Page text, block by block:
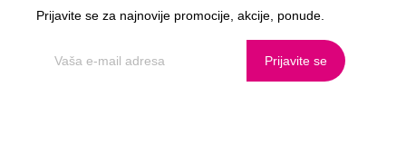
Prijavite se za najnovije promocije, akcije, ponude.
Prijavite se